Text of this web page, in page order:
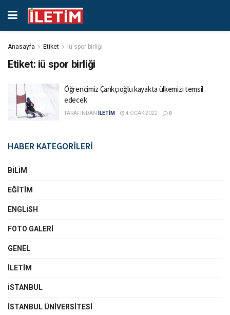
Anasayfa Etiket iü spor birliği
Etiket: iü spor birliği
Öğrencimiz Çarıkçıoğlu kayakta ülkemizi temsil
edecek
TARAFINDAN İLETİM 4 OCAK 2022 0
HABER KATEGORİLERİ
BILIM
EĞITIM
ENGLISH
FOTO GALERI
GENEL
İLETIM
İSTANBUL
İSTANBUL ÜNIVERSITESI